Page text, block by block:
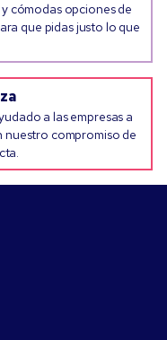
cómodas opciones de
que pidas justo lo que
a las empresas a
nuestro compromiso de